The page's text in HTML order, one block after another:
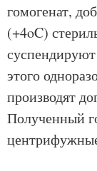
гомогенат,
(+4oC)
этого
производят
Полученный